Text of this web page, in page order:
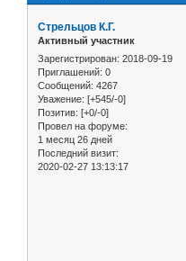
Стрельцов К.Г.
Активный участник
Зарегистрирован: 2018-09-19
Приглашений: 0
Сообщений: 4267
Уважение: [+545/-0]
Позитив: [+0/-0]
Провел на форуме:
1 месяц 26 дней
Последний визит:
2020-02-27 13:13:17